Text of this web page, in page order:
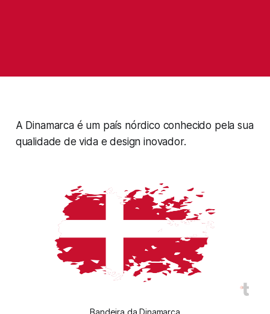
A Dinamarca é um país nórdico conhecido pela sua
qualidade de vida e design inovador.